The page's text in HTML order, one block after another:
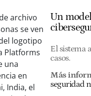
Un
El sistema
casos.
Más
seguridad